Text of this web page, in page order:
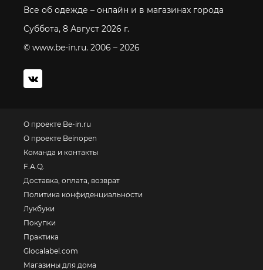
Все об одежде – онлайн и в магазинах города
Суббота, 8 Август 2026 г.
© www.be-in.ru. 2006 – 2026
О проекте Be-in.ru
О проекте Beinopen
Команда и контакты
F.A.Q.
Доставка, оплата, возврат
Политика конфиденциальности
Лукбуки
Покупки
Практика
Glocalabel.com
Магазины для дома